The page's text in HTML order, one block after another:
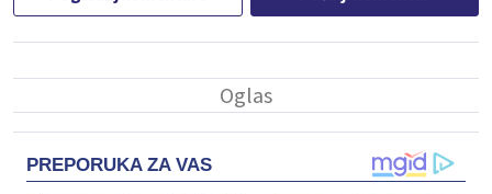
PREPORUKA ZA VAS